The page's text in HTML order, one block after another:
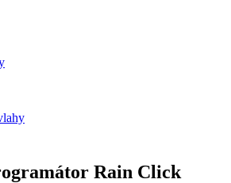
Rain Click